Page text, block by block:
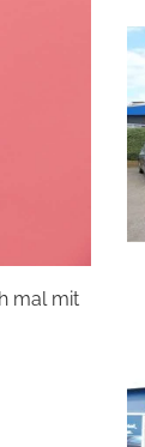
mal mit